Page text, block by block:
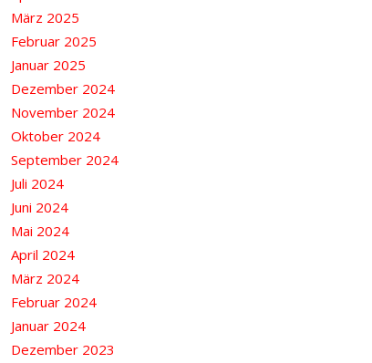
März 2025
Februar 2025
Januar 2025
Dezember 2024
November 2024
Oktober 2024
September 2024
Juli 2024
Juni 2024
Mai 2024
April 2024
März 2024
Februar 2024
Januar 2024
Dezember 2023